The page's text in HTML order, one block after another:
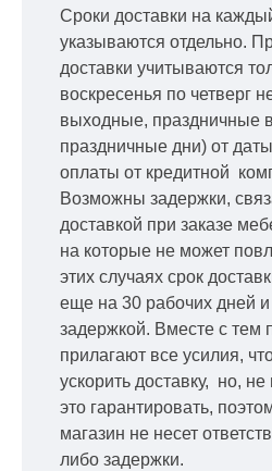
Сроки доставки на
указываются отдельно.
доставки учитываются
воскресенья по четверг
выходные, праздничные
праздничные дни) от
оплаты от кредитной
Возможны задержки,
доставкой при заказе
на которые не может
этих случаях срок
еще на 30 рабочих дней и
задержкой. Вместе с тем
прилагают все усилия,
ускорить доставку, но,
это гарантировать,
магазин не несет
либо задержки.